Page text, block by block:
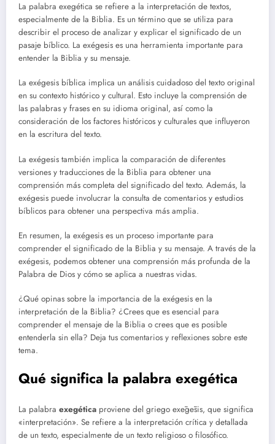
La palabra exegética se refiere a la interpretación de textos,
especialmente de la Biblia. Es un término que se utiliza para
describir el proceso de analizar y explicar el significado de un
pasaje bíblico. La exégesis es una herramienta importante para
entender la Biblia y su mensaje.
La exégesis bíblica implica un análisis cuidadoso del texto original
en su contexto histórico y cultural. Esto incluye la comprensión de
las palabras y frases en su idioma original, así como la
consideración de los factores históricos y culturales que influyeron
en la escritura del texto.
La exégesis también implica la comparación de diferentes
versiones y traducciones de la Biblia para obtener una
comprensión más completa del significado del texto. Además, la
exégesis puede involucrar la consulta de comentarios y estudios
bíblicos para obtener una perspectiva más amplia.
En resumen, la exégesis es un proceso importante para
comprender el significado de la Biblia y su mensaje. A través de la
exégesis, podemos obtener una comprensión más profunda de la
Palabra de Dios y cómo se aplica a nuestras vidas.
¿Qué opinas sobre la importancia de la exégesis en la
interpretación de la Biblia? ¿Crees que es esencial para
comprender el mensaje de la Biblia o crees que es posible
entenderla sin ella? Deja tus comentarios y reflexiones sobre este
tema.
Qué significa la palabra exegética
La palabra exegética proviene del griego exēgēsis, que significa
«interpretación». Se refiere a la interpretación crítica y detallada
de un texto, especialmente de un texto religioso o filosófico.